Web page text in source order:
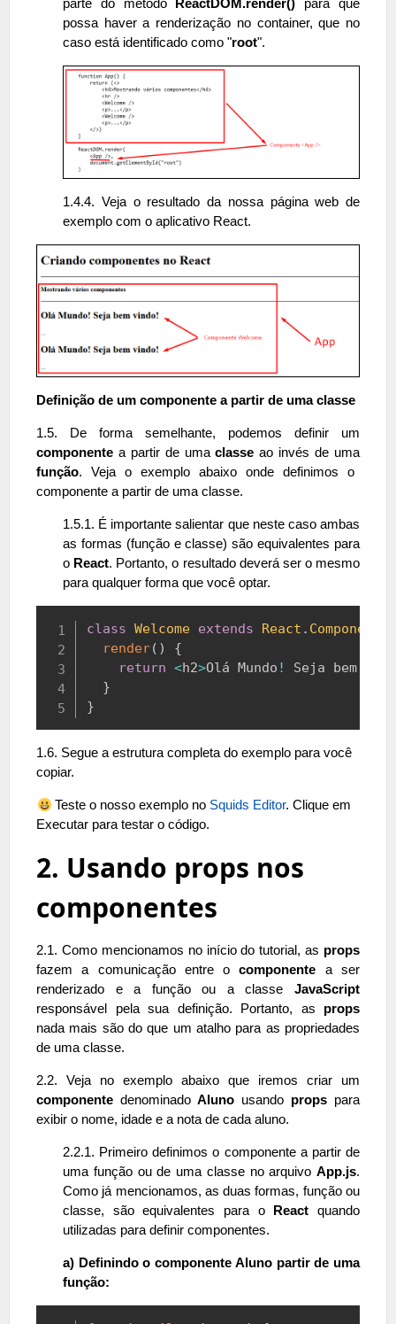
possa haver a renderização no container, que no
caso está identificado como "root".
1.4.4. Veja o resultado da nossa página web de
exemplo com o aplicativo React.
Definição de um componente a partir de uma classe
1.5. De forma semelhante, podemos definir um
componente a partir de umaclasse ao invés de uma
função. Veja o exemplo abaixo onde definimos o
componente a partir de uma classe.
1.5.1. É importante salientar que neste caso ambas
as formas (função e classe) são equivalentes para
o React. Portanto, o resultado deverá ser o mesmo
para qualquer forma que você optar.
class Welcome extends React . Component
render( )
{
return <h2>Olá Mundo ! Seja bem
}
}
1.6. Segue a estrutura completa do exemplo para você
copiar.
Teste o nosso exemplo no Squids Editor. Clique em
Executar para testar o código.
2. Usando props nos
componentes
2.1. Como mencionamos no início do tutorial, as props
fazem a comunicação entre ocomponente a ser
renderizado e a função ou a classe JavaScript
responsável pela sua definição. Portanto, as props
nada mais são do que um atalho para as propriedades
de uma classe.
2.2. Veja no exemplo abaixo que iremos criar um
componente denominado Aluno usando props para
exibir o nome, idade e a nota de cada aluno.
2.2.1. Primeiro definimos o componente a partir de
uma função ou de uma classe no arquivo App.js.
Como já mencionamos, as duas formas, função ou
classe, são equivalentes para o React quando
utilizadas para definir componentes.
a) Definindo o componente Aluno partir de uma
função: